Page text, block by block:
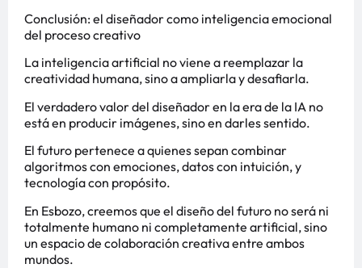
Conclusión: el diseñador como inteligencia emocional
del proceso creativo
La inteligencia artificial no viene a reemplazar la
creatividad humana, sino a ampliarla y desafiarla.
El verdadero valor del diseñador en la era de la IA no
está en producir imágenes, sino en darles sentido.
El futuro pertenece a quienes sepan combinar
algoritmos con emociones, datos con intuición, y
tecnología con propósito.
En Esbozo, creemos que el diseño del futuro no será ni
totalmente humano ni completamente artificial, sino
un espacio de colaboración creativa entre ambos
mundos.